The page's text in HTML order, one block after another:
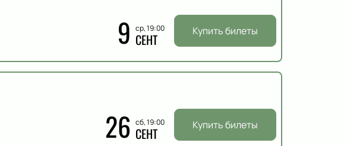
9 ср, 19:00
СЕНТ Купить билеты
26 сб, 19:00
СЕНТ Купить билеты